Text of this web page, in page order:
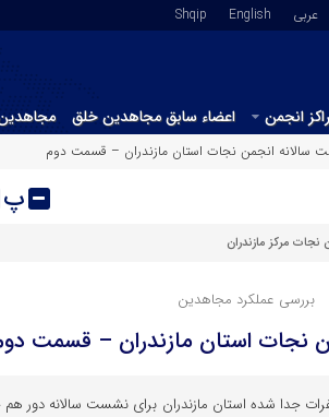
عربي English
Shqip
انجمن اعضاء سابق مجاهدین خلق
سالانه انجمن نجات استان مازندران – قسمت دوم
پ
نجات مرکز مازندران
بررسی عملکرد مجاهدین
نجات استان مازندران – قسمت
جدا شده استان مازندران برای نشست سالانه دور